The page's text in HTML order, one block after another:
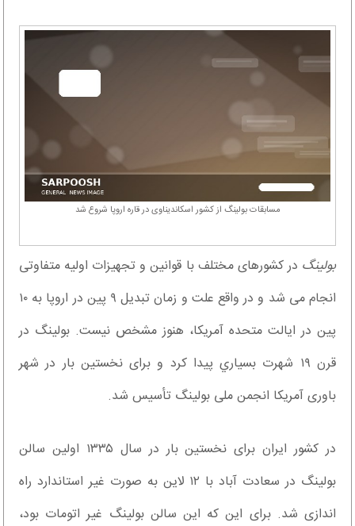
مسابقات بولینگ از کشور اسکاندیناوی در قاره اروپا شروع شد
بولینگ در کشورهای مختلف با قوانین و تجهيزات اولیه متفاوتی
انجام می شد و در واقع علت و زمان تبدیل ۹ پین در اروپا به ۱۰
پین در ایالت متحده آمریکا، هنوز مشخص نیست. بولینگ در
قرن ۱۹ شهرت بسياري پیدا کرد و برای نخستین بار در شهر
باوری آمریکا انجمن ملی بولینگ تأسیس شد.
در کشور ایران برای نخستین بار در سال ۱۳۳۵ اولین سالن
بولینگ در سعادت آباد با ۱۲ لاین به صورت غیر استاندارد راه
اندازی شد. برای این که این سالن بولینگ غیر اتومات بود،